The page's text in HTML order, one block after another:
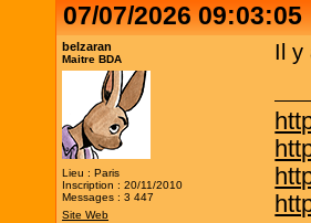
07/07/2026 09:03:05
belzaran
Maitre BDA
Lieu : Paris
Inscription : 20/11/2010
Messages : 3 447
Site Web
Il y